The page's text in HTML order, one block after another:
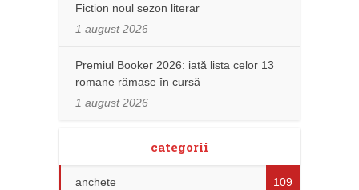
Fiction noul sezon literar
1 august 2026
Premiul Booker 2026: iată lista celor 13
romane rămase în cursă
1 august 2026
categorii
anchete 109